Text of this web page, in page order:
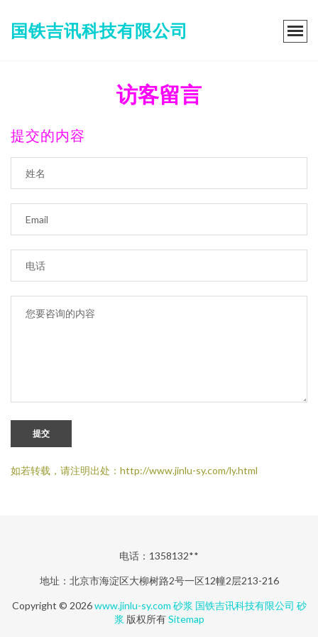
国铁吉讯科技有限公司
访客留言
提交的内容
提交
如若转载，请注明出处：http://www.jinlu-sy.com/ly.html
电话：1358132**
地址：北京市海淀区大柳树路2号一区12幢2层213-216
Copyright © 2026www.jinlu-sy.com 砂浆 国铁吉讯科技有限公司 砂
浆 版权所有Sitemap